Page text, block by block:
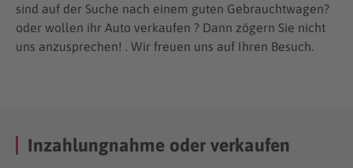
sind auf der Suche nach einem guten Gebrauchtwagen?
oder wollen ihr Auto verkaufen ? Dann zögern Sie nicht
uns anzusprechen! . Wir freuen uns auf Ihren Besuch.
Inzahlungnahme oder verkaufen